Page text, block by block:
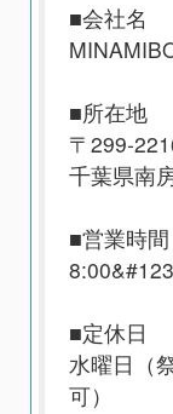
■会社名
■所在地
〒299-
千葉県南
■営業時間
■定休日
水曜日（
可）